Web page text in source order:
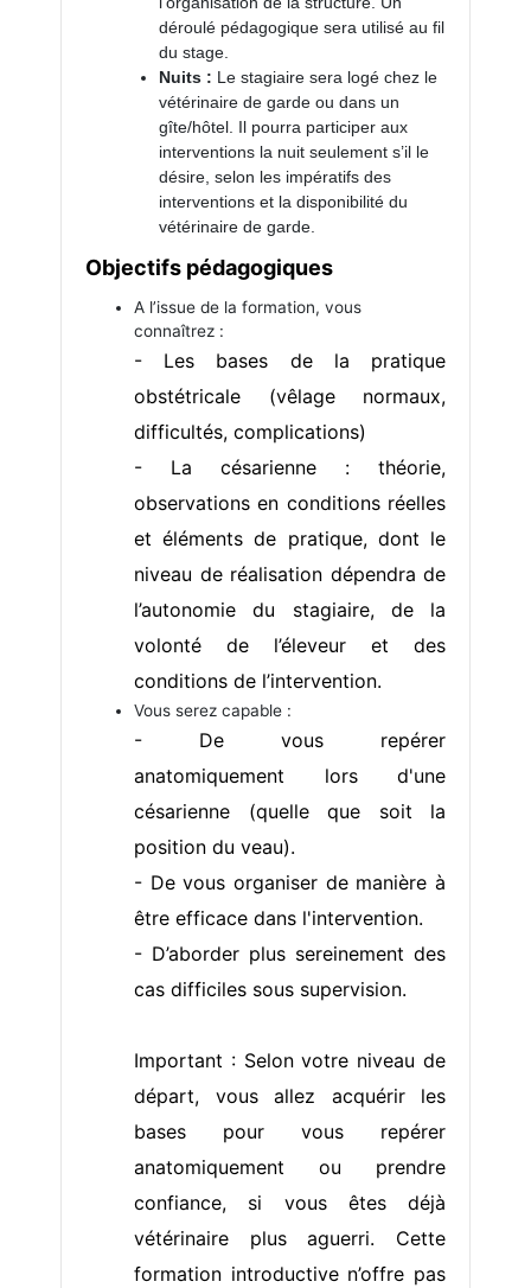
déroulé pédagogique sera utilisé au fil
du stage.
Nuits : Le stagiaire sera logé chez le
vétérinaire de garde ou dans un
gîte/hôtel. Il pourra participer aux
interventions la nuit seulement s’il le
désire, selon les impératifs des
interventions et la disponibilité du
vétérinaire de garde.
Objectifs pédagogiques
A l’issue de la formation, vous
connaîtrez :
- Les bases de la pratique
obstétricale (vêlage normaux,
difficultés, complications)
- La césarienne : théorie,
observations en conditions réelles
et éléments de pratique, dont le
niveau de réalisation dépendra de
l’autonomie du stagiaire, de la
volonté de l’éleveur et des
conditions de l’intervention.
Vous serez capable :
- De vous repérer
anatomiquement lors d'une
césarienne (quelle que soit la
position du veau).
- De vous organiser de manière à
être efficace dans l'intervention.
- D’aborder plus sereinement des
cas difficiles sous supervision.
Important : Selon votre niveau de
départ, vous allez acquérir les
bases pour vous repérer
anatomiquement ou prendre
confiance, si vous êtes déjà
vétérinaire plus aguerri. Cette
formation introductive n’offre pas